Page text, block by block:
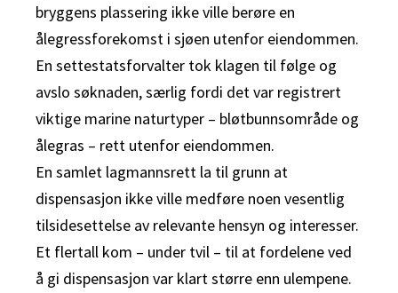
bryggens plassering ikke ville berøre en
ålegressforekomst i sjøen utenfor eiendommen.
En settestatsforvalter tok klagen til følge og
avslo søknaden, særlig fordi det var registrert
viktige marine naturtyper – bløtbunnsområde og
ålegras – rett utenfor eiendommen.
En samlet lagmannsrett la til grunn at
dispensasjon ikke ville medføre noen vesentlig
tilsidesettelse av relevante hensyn og interesser.
Et flertall kom – under tvil – til at fordelene ved
å gi dispensasjon var klart større enn ulempene.